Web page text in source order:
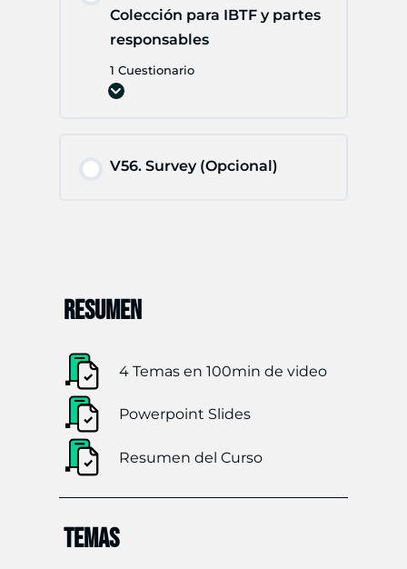
Colección para IBTF y partes
responsables
1 Cuestionario
IBTF
V56. Survey (Opcional)
RESUMEN
4 Temas en 100min de video
Powerpoint Slides
Resumen del Curso
TEMAS